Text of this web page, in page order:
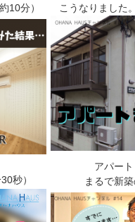
10分）
こうなりました
秒）
アパー
まるで新